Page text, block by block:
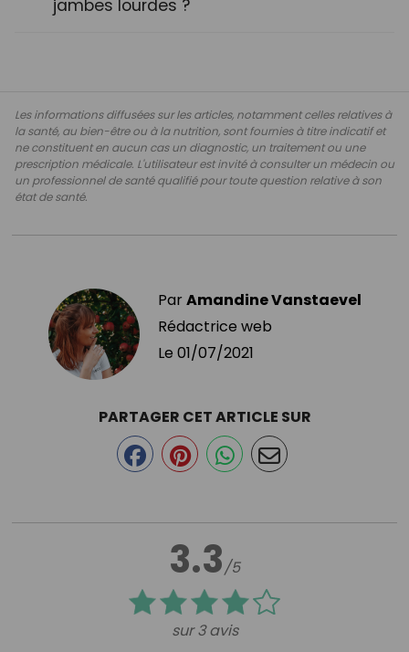
jambes lourdes ?
Les informations diffusées sur les articles, notamment celles relatives à
la santé, au bien-être ou à la nutrition, sont fournies à titre indicatif et
ne constituent en aucun cas un diagnostic, un traitement ou une
prescription médicale. L'utilisateur est invité à consulter un médecin ou
un professionnel de santé qualifié pour toute question relative à son
état de santé.
ParAmandine Vanstaevel
Rédactrice web
Le 01/07/2021
3.3/5
sur 3 avis
PARTAGER CET ARTICLE SUR